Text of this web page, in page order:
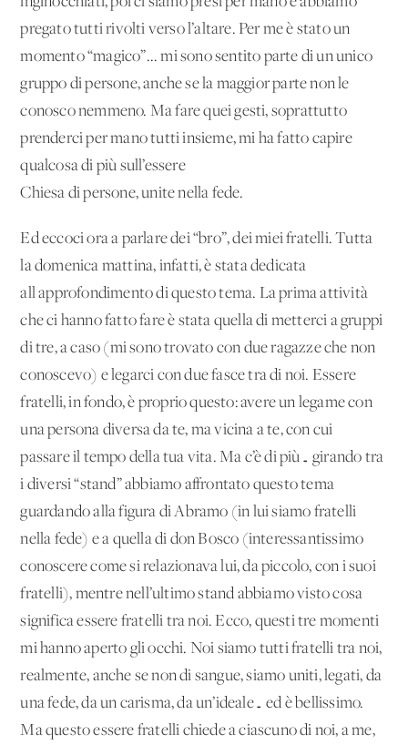
pregato tutti rivolti verso l’altare. Per me è stato un
momento “magico”... mi sono sentito parte di un unico
gruppo di persone, anche se la maggior parte non le
conosco nemmeno. Ma fare quei gesti, soprattutto
prenderci per mano tutti insieme, mi ha fatto capire
qualcosa di più sull’essere
Chiesa di persone, unite nella fede.
Ed eccoci ora a parlare dei “bro”, dei miei fratelli. Tutta
la domenica mattina, infatti, è stata dedicata
all'approfondimento di questo tema. La prima attività
che ci hanno fatto fare è stata quella di metterci a gruppi
di tre, a caso (mi sono trovato con due ragazze che non
conoscevo) e legarci con due fasce tra di noi. Essere
fratelli, in fondo, è proprio questo: avere un legame con
una persona diversa da te, ma vicina a te, con cui
passare il tempo della tua vita. Ma c’è di più… girando tra
i diversi “stand” abbiamo affrontato questo tema
guardando alla figura di Abramo (in lui siamo fratelli
nella fede) e a quella di don Bosco (interessantissimo
conoscere come si relazionava lui, da piccolo, con i suoi
fratelli), mentre nell’ultimo stand abbiamo visto cosa
significa essere fratelli tra noi. Ecco, questi tre momenti
mi hanno aperto gli occhi. Noi siamo tutti fratelli tra noi,
realmente, anche se non di sangue, siamo uniti, legati, da
una fede, da un carisma, da un’ideale… ed è bellissimo.
Ma questo essere fratelli chiede a ciascuno di noi, a me,